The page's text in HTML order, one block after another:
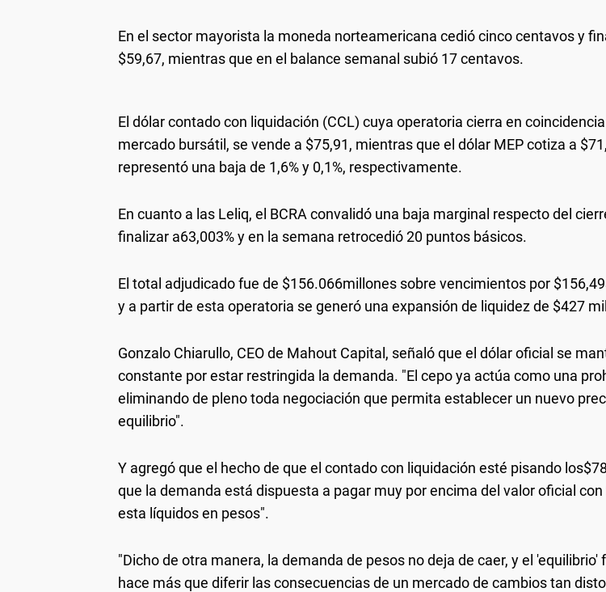
En el sector mayorista la moneda norteamericana cedió cinco centavos y
$59,67, mientras que en el balance semanal subió 17 centavos.
El dólar contado con liquidación (CCL) cuya operatoria cierra en
mercado bursátil, se vende a $75,91, mientras que el dólar MEP cotiza a
representó una baja de 1,6% y 0,1%, respectivamente.
En cuanto a las Leliq, el BCRA convalidó una baja marginal respecto del
finalizar a63,003% y en la semana retrocedió 20 puntos básicos.
El total adjudicado fue de $156.066millones sobre vencimientos por
y a partir de esta operatoria se generó una expansión de liquidez de $427
Gonzalo Chiarullo, CEO de Mahout Capital, señaló que el dólar oficial se
constante por estar restringida la demanda. "El cepo ya actúa como una
eliminando de pleno toda negociación que permita establecer un nuevo
equilibrio".
Y agregó que el hecho de que el contado con liquidación esté pisando
que la demanda está dispuesta a pagar muy por encima del valor oficial con
esta líquidos en pesos".
"Dicho de otra manera, la demanda de pesos no deja de caer, y el 'equilibrio'
hace más que diferir las consecuencias de un mercado de cambios tan